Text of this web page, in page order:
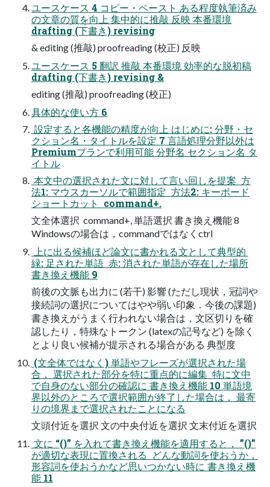
ユースケース 4 コピー・ペースト ある程度執筆済み
の文章の質を向上 集中的に推敲 反映 本番環境
drafting (下書き) revising
& editing (推敲) proofreading (校正) 反映
ユースケース 5 翻訳 推敲 本番環境 効率的な脱初稿
drafting (下書き) revising &
editing (推敲) proofreading (校正)
具体的な使い方 6
 設定すると各機能の精度が向上 はじめに: 分野・セ
クション名・タイトルを設定 7 言語処理分野以外は
Premiumプランで利用可能 分野名 セクション名 タ
イトル
 本文中の選択された文に対して言い回しを提案  方
法1: マウスカーソルで範囲指定  方法2: キーボード
ショートカット  command+.
文全体選択  command+, 単語選択 書き換え機能 8
Windowsの場合は，commandではなくctrl
 上に出る候補ほど論文に書かれる文として典型的 
緑: 足された単語  赤: 消された単語が存在した場所
書き換え機能 9
前後の文脈も出力に (若干) 影響 (ただし現状，冠詞や
接続詞の選択についてはやや弱い印象．今後の課題)
書き換えがうまく行われない場合は，文区切りを確
認したり，特殊なトークン (latexの記号など) を除く
とより良い候補が提示される場合がある 典型度
 (文全体ではなく) 単語やフレーズが選択された場
合， 選択された部分を特に重点的に編集  特に文中
で自身のない部分の確認に 書き換え機能 10 単語境
界以外のところで選択範囲が終了した場合は， 最寄
りの境界まで選択されたことになる
文頭付近を選択 文の中央付近を選択 文末付近を選択
 文に “()” を入れて書き換え機能を適用すると， ”()”
が適切な表現に置換される  どんな動詞を使おうか，
形容詞を使おうかなど思いつかない時に 書き換え機
能 11